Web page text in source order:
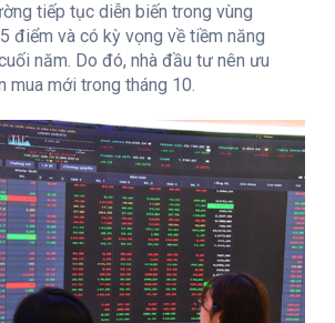
tiếp tục diễn biến trong vùng
điểm và có kỳ vọng về tiềm năng
năm. Do đó, nhà đầu tư nên ưu
mua mới trong tháng 10.